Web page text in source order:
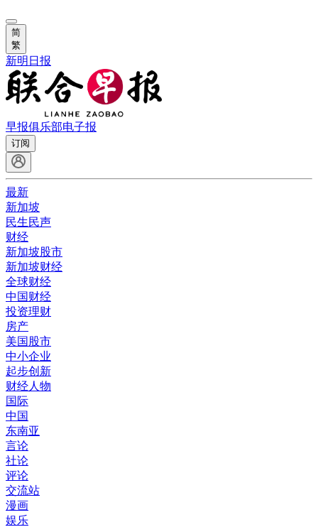
简
繁
新明日报
早报俱乐部电子报
订阅
最新
新加坡
民生民声
财经
新加坡股市
新加坡财经
全球财经
中国财经
投资理财
房产
美国股市
中小企业
起步创新
财经人物
国际
中国
东南亚
言论
社论
评论
交流站
漫画
娱乐